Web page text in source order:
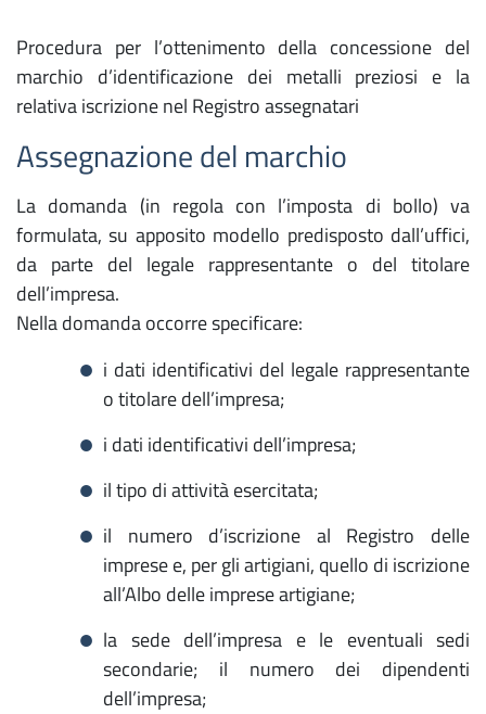
Procedura per l’ottenimento della concessione del
marchio d’identificazione dei metalli preziosi e la
relativa iscrizione nel Registro assegnatari
Assegnazione del marchio
La domanda (in regola con l’imposta di bollo) va
formulata, su apposito modello predisposto dall’uffici,
da parte del legale rappresentante o del titolare
dell’impresa.
Nella domanda occorre specificare:
i dati identificativi del legale rappresentante
o titolare dell’impresa;
i dati identificativi dell’impresa;
il tipo di attività esercitata;
il numero d’iscrizione al Registro delle
imprese e, per gli artigiani, quello di iscrizione
all’Albo delle imprese artigiane;
la sede dell’impresa e le eventuali sedi
secondarie; il numero dei dipendenti
dell’impresa;